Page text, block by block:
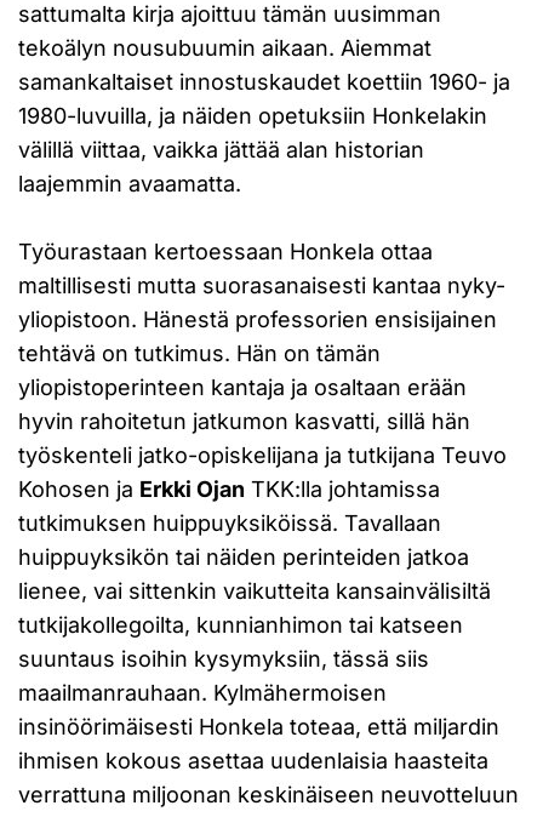
sattumalta kirja ajoittuu tämän uusimman
tekoälyn nousubuumin aikaan. Aiemmat
samankaltaiset innostuskaudet koettiin 1960- ja
1980-luvuilla, ja näiden opetuksiin Honkelakin
välillä viittaa, vaikka jättää alan historian
laajemmin avaamatta.
Työurastaan kertoessaan Honkela ottaa
maltillisesti mutta suorasanaisesti kantaa nyky-
yliopistoon. Hänestä professorien ensisijainen
tehtävä on tutkimus. Hän on tämän
yliopistoperinteen kantaja ja osaltaan erään
hyvin rahoitetun jatkumon kasvatti, sillä hän
työskenteli jatko-opiskelijana ja tutkijana Teuvo
Kohosen ja Erkki Ojan TKK:lla johtamissa
tutkimuksen huippuyksiköissä. Tavallaan
huippuyksikön tai näiden perinteiden jatkoa
lienee, vai sittenkin vaikutteita kansainvälisiltä
tutkijakollegoilta, kunnianhimon tai katseen
suuntaus isoihin kysymyksiin, tässä siis
maailmanrauhaan. Kylmähermoisen
insinöörimäisesti Honkela toteaa, että miljardin
ihmisen kokous asettaa uudenlaisia haasteita
verrattuna miljoonan keskinäiseen neuvotteluun